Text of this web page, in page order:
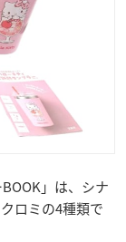
」は、シナ
ロミの4種類で